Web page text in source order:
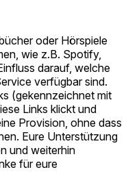
oder Hörspiele
wie z.B. Spotify,
darauf, welche
verfügbar sind.
(gekennzeichnet mit
Links klickt und
Provision, ohne dass
Eure Unterstützung
und weiterhin
für eure